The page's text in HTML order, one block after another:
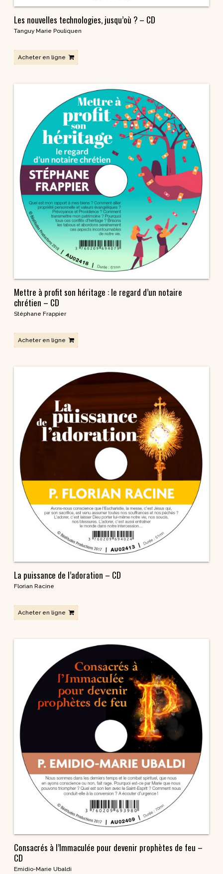
Les nouvelles technologies, jusqu’où ? – CD
Tanguy Marie Pouliquen
Acheter en ligne
Mettre à profit son héritage : le regard d’un notaire
chrétien – CD
Stéphane Frappier
Acheter en ligne
La puissance de l’adoration – CD
Florian Racine
Acheter en ligne
Consacrés à l’Immaculée pour devenir prophètes de feu –
CD
Emidio-Marie Ubaldi